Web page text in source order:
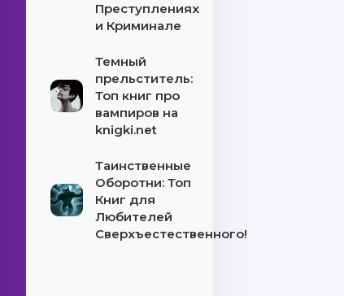
Преступлениях
и Криминале
Темный
прельститель:
Топ книг про
вампиров на
knigki.net
Таинственные
Оборотни: Топ
Книг для
Любителей
Сверхъестественного!